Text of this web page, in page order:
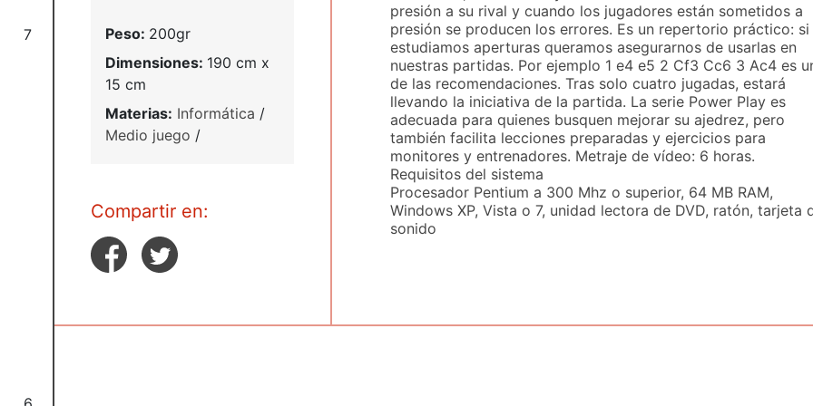
7 Peso: 200gr
Dimensiones: 190 cm x
15 cm
Materias: Informática /
Medio juego /
Compartir en:
presión a su rival y cuando los jugadores están sometidos a
presión se producen los errores. Es un repertorio práctico: si
estudiamos aperturas queramos asegurarnos de usarlas en
nuestras partidas. Por ejemplo 1 e4 e5 2 Cf3 Cc6 3 Ac4 es
de las recomendaciones. Tras solo cuatro jugadas, estará
llevando la iniciativa de la partida. La serie Power Play es
adecuada para quienes busquen mejorar su ajedrez, pero
también facilita lecciones preparadas y ejercicios para
monitores y entrenadores. Metraje de vídeo: 6 horas.
Requisitos del sistema
Procesador Pentium a 300 Mhz o superior, 64 MB RAM,
Windows XP, Vista o 7, unidad lectora de DVD, ratón, tarjeta
sonido